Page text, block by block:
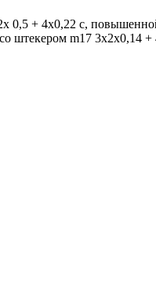
+ 4x0,22 c,
штекером m17 3x2x0,14